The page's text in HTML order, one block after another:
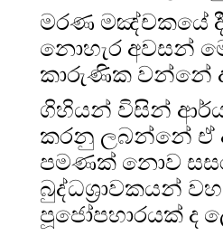
මරණ මඤ්චකයේ දී
නොහැර අවසන්
කාරුණික වන්නේ
ගිහියන් විසින් ආර්ය
කරනු ලබන්නේ ඒ
පමණක් නොව
බුද්ධශ්‍රාවකයන්
පූජෝපහාරයක් ද